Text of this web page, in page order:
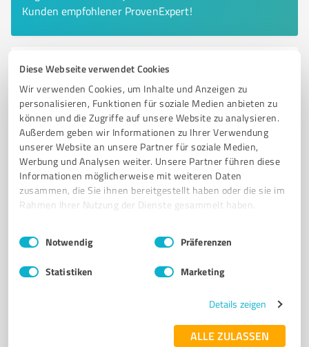
Diese Webseite verwendet Cookies
Wir verwenden Cookies, um Inhalte und Anzeigen zu
personalisieren, Funktionen für soziale Medien anbieten zu
können und die Zugriffe auf unsere Website zu analysieren.
Außerdem geben wir Informationen zu Ihrer Verwendung
unserer Website an unsere Partner für soziale Medien,
Werbung und Analysen weiter. Unsere Partner führen diese
Informationen möglicherweise mit weiteren Daten
zusammen, die Sie ihnen bereitgestellt haben oder die sie im
Rahmen Ihrer Nutzung der Dienste gesammelt haben.
Impressum Datenschutzbestimmungen
Einwilligungsauswahl
Notwendig Präferenzen
Statistiken Marketing
Details zeigen
ALLE ZULASSEN
Kunden empfohlener ProvenExpert!
6 IT-Dienstleistungen
Asys EDV Ingenieurbüro GmbH
ASYS EDV Ingenieurbüro GmbH – Ihr IT-Systemhaus in
Salzwedel für Computerservice
IT-SYSTEMHAUS
SOFTWAREENTWICKLUNG WEBAUFTRITT DATENSCHUTZ DSGVO
FACHINFORMATIKER SYSTEMINTEGRATION AUSBILDUNG
Altperverstraße 18, 29410 Salzwedel
Tel. 03901 305390 info@asysgmbh.de